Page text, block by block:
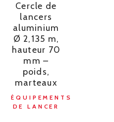
Cercle de
lancers
aluminium
Ø 2,135 m,
hauteur 70
mm –
poids,
marteaux
ÉQUIPEMENTS
DE LANCER